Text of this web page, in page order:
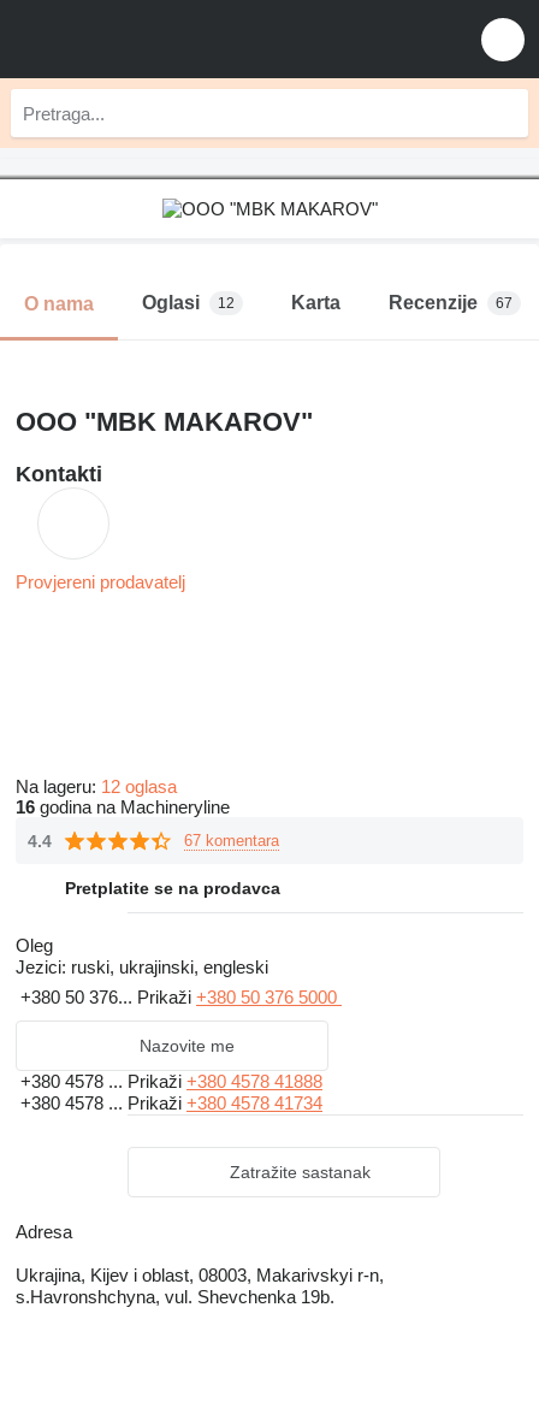
O nama Oglasi 12 Karta Recenzije 67
OOO "MBK MAKAROV"
Kontakti
Provjereni prodavatelj
Na lageru: 12 oglasa
16 godina na Machineryline
4.4 67 komentara
Pretplatite se na prodavca
Oleg
Jezici: ruski, ukrajinski, engleski
+380 50 376... Prikaži +380 50 376 5000
Nazovite me
+380 4578 ... Prikaži +380 4578 41888
+380 4578 ... Prikaži +380 4578 41734
Zatražite sastanak
Adresa
Ukrajina, Kijev i oblast, 08003, Makarivskyi r-n,
s.Havronshchyna, vul. Shevchenka 19b.